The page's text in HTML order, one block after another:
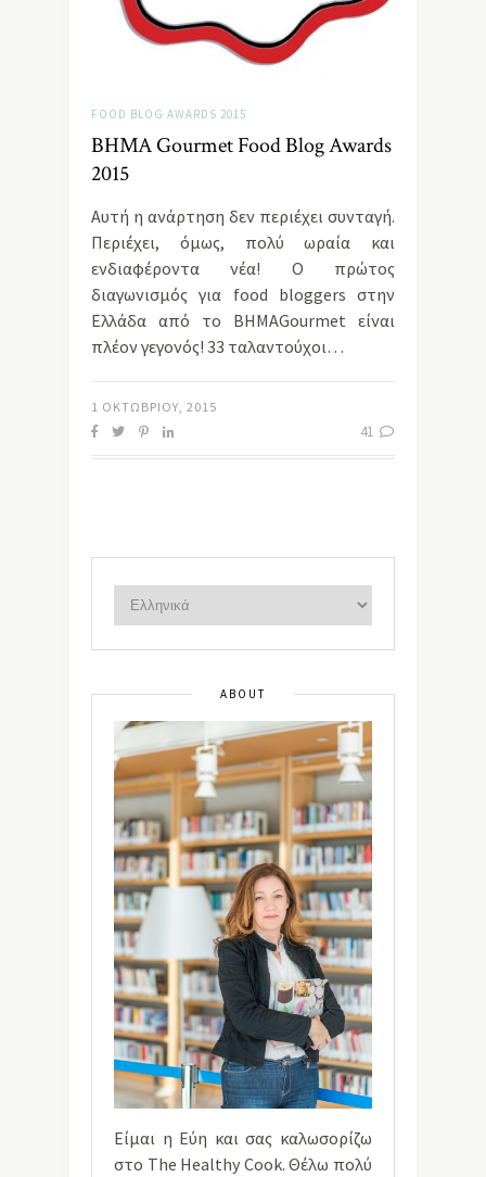
FOOD BLOG AWARDS 2015
BHMA Gourmet Food Blog Awards
2015
Αυτή η ανάρτηση δεν περιέχει συνταγή.
Περιέχει, όμως, πολύ ωραία και
ενδιαφέροντα νέα! Ο πρώτος
διαγωνισμός για food bloggers στην
Ελλάδα από το ΒΗΜΑGourmet είναι
πλέον γεγονός! 33 ταλαντούχοι…
1 ΟΚΤΩΒΡΊΟΥ, 2015
41
ABOUT
Είμαι η Εύη και σας καλωσορίζω
στο The Healthy Cook. Θέλω πολύ